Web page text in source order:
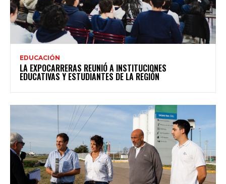
EDUCACIÓN
LA EXPOCARRERAS REUNIÓ A INSTITUCIONES
EDUCATIVAS Y ESTUDIANTES DE LA REGIÓN